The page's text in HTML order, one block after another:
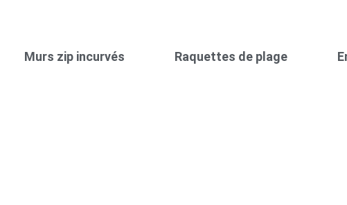
Murs zip incurvés Raquettes de plage